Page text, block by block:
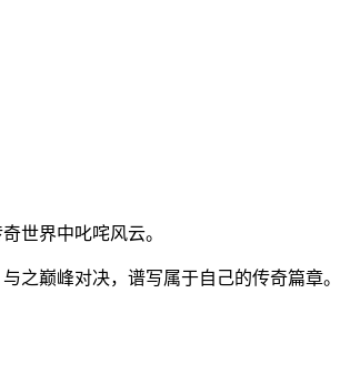
世界中叱咤风云。
之巅峰对决，谱写属于自己的传奇篇章。